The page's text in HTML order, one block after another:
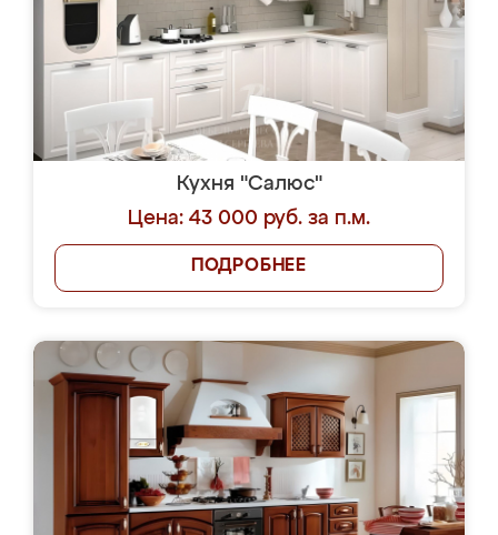
Кухня "Салюс"
Цена: 43 000 руб. за п.м.
ПОДРОБНЕЕ